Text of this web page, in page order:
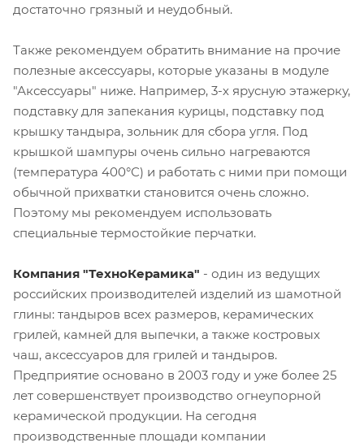
достаточно грязный и неудобный.
Также рекомендуем обратить внимание на прочие
полезные аксессуары, которые указаны в модуле
"Аксессуары" ниже. Например, 3-х ярусную этажерку,
подставку для запекания курицы, подставку под
крышку тандыра, зольник для сбора угля. Под
крышкой шампуры очень сильно нагреваются
(температура 400°С) и работать с ними при помощи
обычной прихватки становится очень сложно.
Поэтому мы рекомендуем использовать
специальные термостойкие перчатки.
Компания "ТехноКерамика" - один из ведущих
российских производителей изделий из шамотной
глины: тандыров всех размеров, керамических
грилей, камней для выпечки, а также костровых
чаш, аксессуаров для грилей и тандыров.
Предприятие основано в 2003 году и уже более 25
лет совершенствует производство огнеупорной
керамической продукции. На сегодня
производственные площади компании